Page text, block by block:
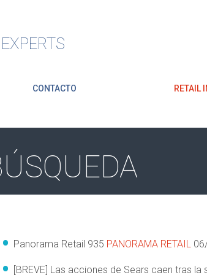
CONTACTO RETAIL
Panorama Retail 935 PANORAMA RETAIL
[BREVE] Las acciones de Sears caen tras